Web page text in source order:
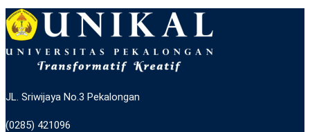
JL. Sriwijaya No.3 Pekalongan
(0285) 421096